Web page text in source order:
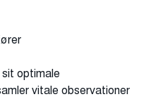
optimale
vitale observationer